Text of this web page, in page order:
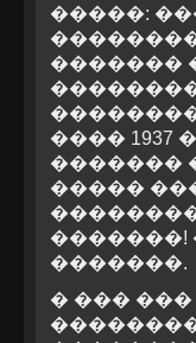
�����:
�������
����
�������
�����
�������!
�������.
� ���